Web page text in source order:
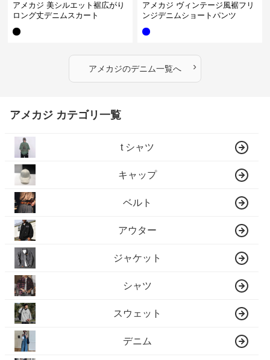
アメカジ 美シルエット裾広がり
ロング丈デニムスカート
アメカジ ヴィンテージ風裾フリ
ンジデニムショートパンツ
アメカジのデニム一覧へ ›
アメカジ カテゴリ一覧
t シャツ
キャップ
ベルト
アウター
ジャケット
シャツ
スウェット
デニム